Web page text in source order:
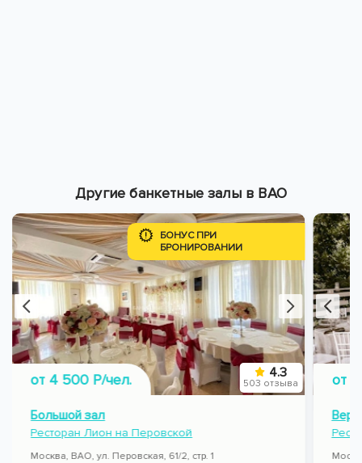
Другие банкетные залы в ВАО
БОНУС ПРИ
БРОНИРОВАНИИ
4.3
503 отзыва
от 4 500 Р/чел.
Большой зал
Ресторан Лион на Перовской
Москва, ВАО, ул. Перовская, 61/2, стр. 1
от